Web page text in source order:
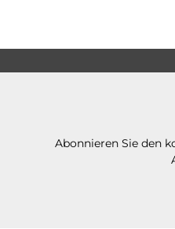
Abonnieren Sie den